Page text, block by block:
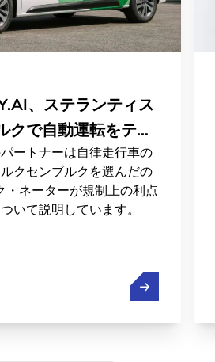
イノベーション連携強化を目的に
、ステランティス
クで自動運転をテス
ートナーは自律走行車の
クセンブルクを選んだの
・ネーターが規制上の利点
いて説明しています。
ボルト、